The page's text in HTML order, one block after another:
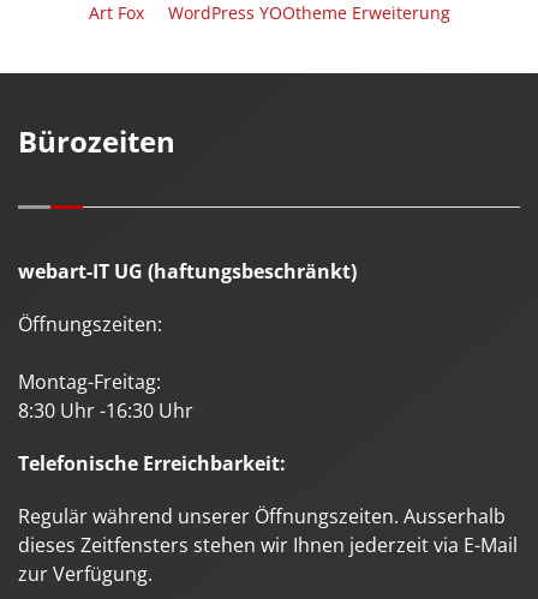
Art Fox
WordPress YOOtheme Erweiterung
Bürozeiten
webart-IT UG (haftungsbeschränkt)
Öffnungszeiten:
Montag-Freitag:
8:30 Uhr -16:30 Uhr
Telefonische Erreichbarkeit:
Regulär während unserer Öffnungszeiten. Ausserhalb
dieses Zeitfensters stehen wir Ihnen jederzeit via E-Mail
zur Verfügung.